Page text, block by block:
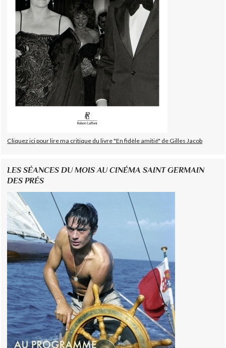
Cliquez ici pour lire ma critique du livre "En fidèle amitié" de Gilles Jacob
LES SÉANCES DU MOIS AU CINÉMA SAINT GERMAIN
DES PRÉS